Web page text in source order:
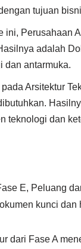
tujuan
ini, Perusahaan
adalah
dan antarmuka.
Arsitektur
teknologi dan
E, Peluang
kunci
dari Fase A